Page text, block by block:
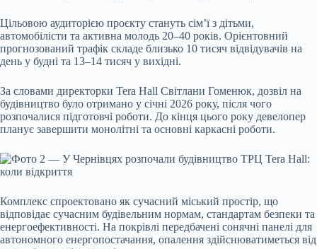
Цільовою аудиторією проєкту стануть сім’ї з дітьми,
автомобілісти та активна молодь 20–40 років. Орієнтовний
прогнозований трафік складе близько 10 тисяч відвідувачів на
день у будні та 13–14 тисяч у вихідні.
За словами директорки Tera Hall Світлани Гоменюк, дозвіл на
будівництво було отримано у січні 2026 року, після чого
розпочалися підготовчі роботи. До кінця цього року девелопер
планує завершити монолітні та основні каркасні роботи.
Комплекс спроектовано як сучасний міський простір, що
відповідає сучасним будівельним нормам, стандартам безпеки та
енергоефективності. На покрівлі передбачені сонячні панелі для
автономного енергопостачання, опалення здійснюватиметься від